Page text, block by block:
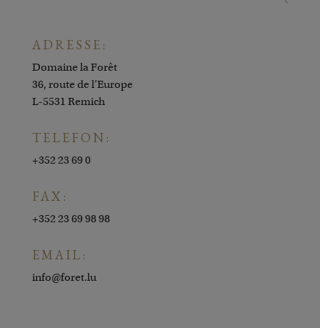
ADRESSE:
Domaine la Forêt
36, route de l’Europe
L-5531 Remich
TELEFON:
+352 23 69 0
FAX:
+352 23 69 98 98
EMAIL:
info@foret.lu